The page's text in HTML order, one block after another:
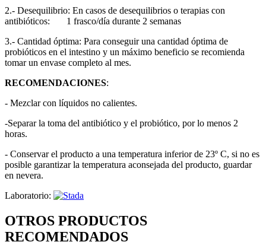
2.- Desequilibrio: En casos de desequilibrios o terapias con
antibióticos: 1 frasco/día durante 2 semanas
3.- Cantidad óptima: Para conseguir una cantidad óptima de
probióticos en el intestino y un máximo beneficio se recomienda
tomar un envase completo al mes.
RECOMENDACIONES:
- Mezclar con líquidos no calientes.
-Separar la toma del antibiótico y el probiótico, por lo menos 2
horas.
- Conservar el producto a una temperatura inferior de 23º C, si no es
posible garantizar la temperatura aconsejada del producto, guardar
en nevera.
Laboratorio:
OTROS PRODUCTOS
RECOMENDADOS